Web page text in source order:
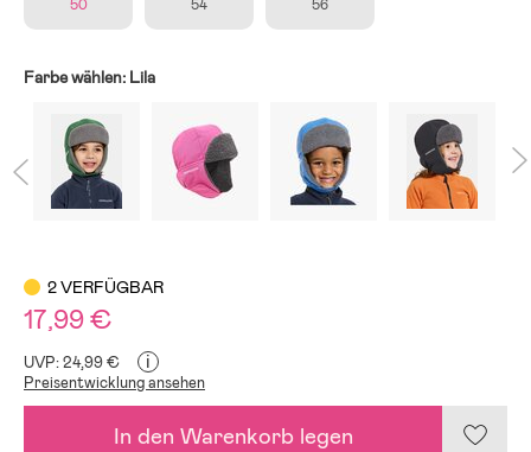
50 54 56
Farbe wählen: Lila
2 VERFÜGBAR
17,99 €
UVP: 24,99 € i
Preisentwicklung ansehen
In den Warenkorb legen